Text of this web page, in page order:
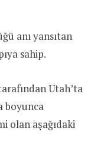
anı yansıtan
sahip.
Utah’ta
boyunca
olan aşağıdaki